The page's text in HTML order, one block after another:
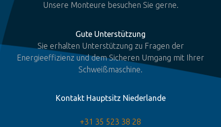
Unsere Monteure besuchen Sie gerne.
Gute Unterstützung
Sie erhalten Unterstützung zu Fragen der
Energieeffizienz und dem Sicheren Umgang mit Ihrer
Schweißmaschine.
Kontakt Hauptsitz Niederlande
+31 35 523 38 28